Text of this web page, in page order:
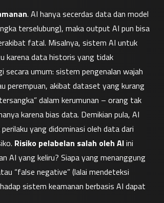
. AI hanya secerdas data dan model
terselubung), maka output AI pun bisa
fatal. Misalnya, sistem AI untuk
karena data historis yang tidak
secara umum: sistem pengenalan wajah
perempuan, akibat dataset yang kurang
dalam kerumunan – orang tak
karena bias data. Demikian pula, AI
yang didominasi oleh data dari
Risiko pelabelan salah oleh AI ini
AI yang keliru? Siapa yang menanggung
“false negative” (lalai mendeteksi
sistem keamanan berbasis AI dapat